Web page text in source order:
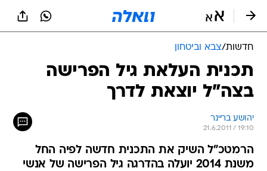
חדשות/צבא וביטחון
תכנית העלאת גיל הפרישה
בצה"ל יוצאת לדרך
יהושע בריינר
21.6.2011 / 19:10
הרמטכ"ל השיק את התכנית חדשה לפיה החל
משנת 2014 יועלה בהדרגה גיל הפרישה של אנשי